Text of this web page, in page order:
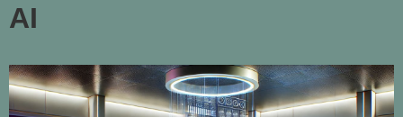
AI